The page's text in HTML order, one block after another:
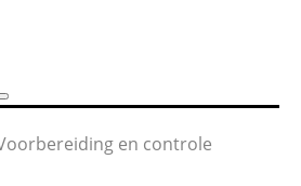
en controle